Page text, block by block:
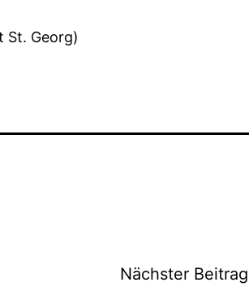
St. Georg)
Nächster Beitrag